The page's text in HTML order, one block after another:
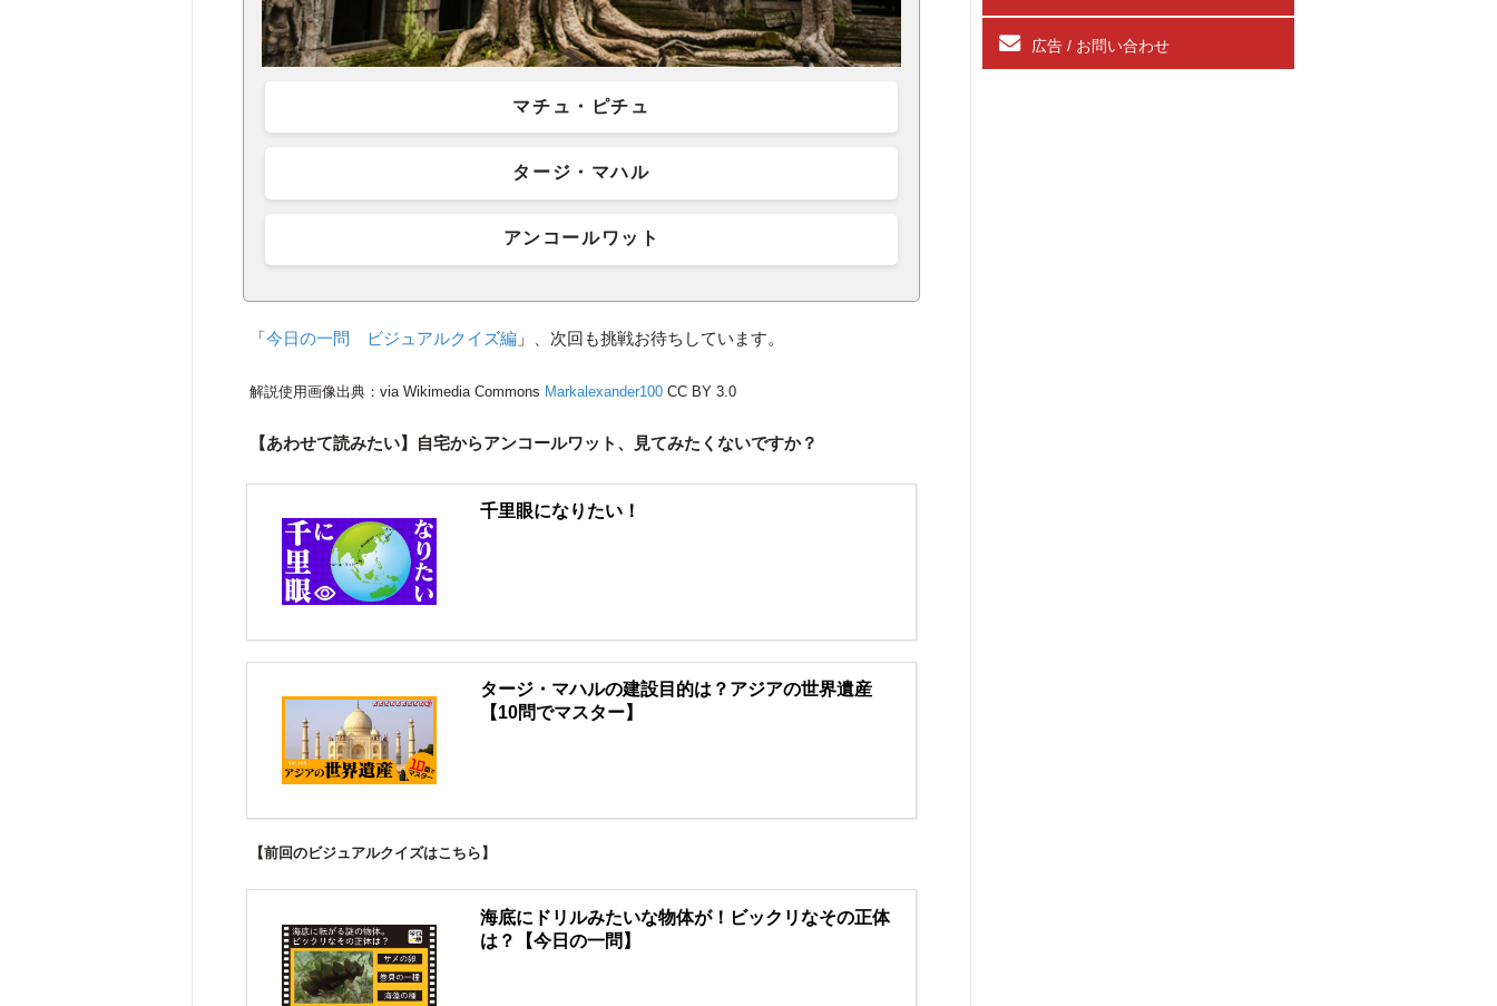
マチュ・ピチュ
タージ・マハル
アンコールワット
「今日の一問 ビジュアルクイズ編 」、次回も挑戦お待ちしています。
解説使用画像出典：via Wikimedia Commons Markalexander100CC BY 3.0
【あわせて読みたい】自宅からアンコールワット、見てみたくないですか？
千里眼になりたい！
タージ・マハルの建設目的は？アジアの世界遺産
【10問でマスター】
【前回のビジュアルクイズはこちら】
海底にドリルみたいな物体が！ビックリなその正体
は？【今日の一問】
広告 / お問い合わせ